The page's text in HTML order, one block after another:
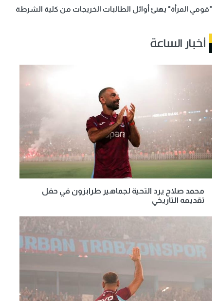
"قومي المرأة" يهنئ أوائل الطالبات الخريجات من كلية الشرطة
أخبار الساعة
محمد صلاح يرد التحية لجماهير طرابزون في حفل
تقديمه التاريخي